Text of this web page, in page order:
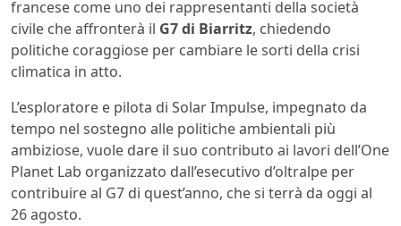
francese come uno dei rappresentanti della società
civile che affronterà il G7 di Biarritz, chiedendo
politiche coraggiose per cambiare le sorti della crisi
climatica in atto.
L’esploratore e pilota di Solar Impulse, impegnato da
tempo nel sostegno alle politiche ambientali più
ambiziose, vuole dare il suo contributo ai lavori dell’One
Planet Lab organizzato dall’esecutivo d’oltralpe per
contribuire al G7 di quest’anno, che si terrà da oggi al
26 agosto.